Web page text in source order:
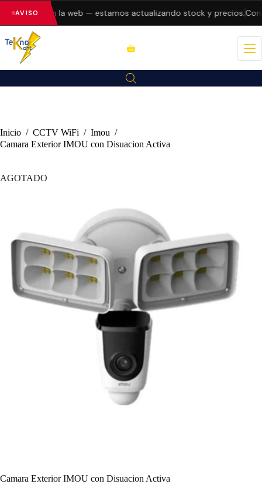
AVISO
errores en la web — estamos actualizando stock y precios.
Inicio / CCTV WiFi / Imou /
Camara Exterior IMOU con Disuacion Activa
AGOTADO
Camara Exterior IMOU con Disuacion Activa